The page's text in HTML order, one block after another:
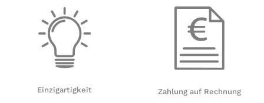
Einzigartigkeit Zahlung auf Rechnung